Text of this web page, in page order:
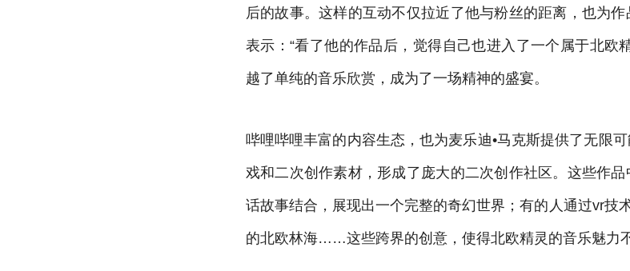
后的故事。这样的互动不仅拉近了他与粉丝的距离，也为
表示：“看了他的作品后，觉得自己也进入了一个属于北欧
越了单纯的音乐欣赏，成为了一场精神的盛宴。
哔哩哔哩丰富的内容生态，也为麦乐迪•马克斯提供了无限
戏和二次创作素材，形成了庞大的二次创作社区。这些作
话故事结合，展现出一个完整的奇幻世界；有的人通过vr技
的北欧林海……这些跨界的创意，使得北欧精灵的音乐魅力